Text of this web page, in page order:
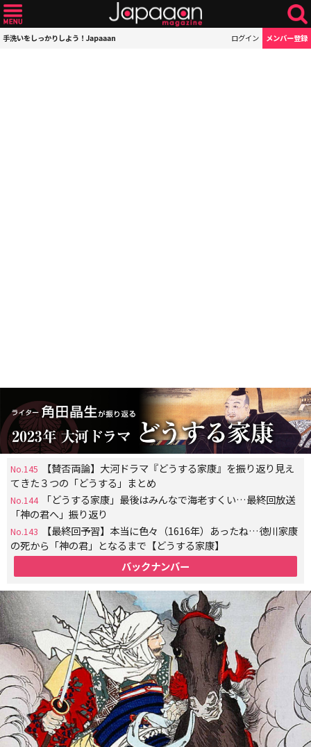
手洗いをしっかりしよう！Japaaan ログイン メンバー登録
No.145
【賛否両論】大河ドラマ『どうする家康』を振り返り見え
てきた３つの「どうする」まとめ
No.144
「どうする家康」最後はみんなで海老すくい…最終回放送
「神の君へ」振り返り
No.143
【最終回予習】本当に色々（1616年）あったね…徳川家康
の死から「神の君」となるまで【どうする家康】
バックナンバー